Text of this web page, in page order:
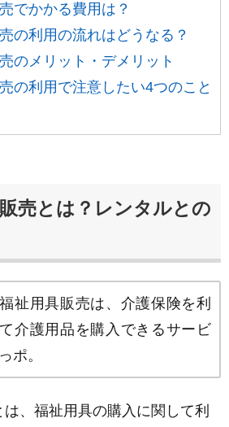
でかかる費用は？
の利用の流れはどうなる？
のメリット・デメリット
の利用で注意したい4つのこと
売とは？レンタルとの
祉用具販売は、介護保険を利
介護用品を購入できるサービ
ポ。
、福祉用具の購入に関して利